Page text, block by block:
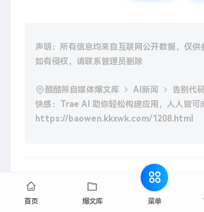
声明：所有信息均来自互联网公开数据，仅供
如有侵权，请联系管理员删除
酷酷熊自媒体爆文库 AI新闻
告别代
快感：Trae AI 助你轻松构建应用，人人皆可
https://baowen.kkxwk.com/1208.html
DeepSeek-R1 官方提示词和参数配置：部署开源671B与DeepSeek官方表现一致
首页 爆文库 菜单